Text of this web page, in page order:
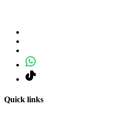
Quick links